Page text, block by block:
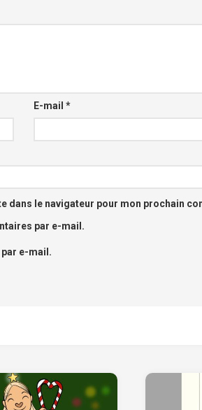
E-mail *
dans le navigateur pour mon prochain
par e-mail.
e-mail.